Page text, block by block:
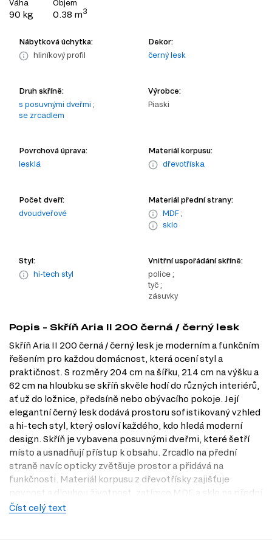
Váha
90 kg
Objem
0.38 m3
Nábytková úchytka:
hliníkový profil
Dekor:
černý lesk
Druh skříně:
s posuvnými dveřmi ;
se zrcadlem
Výrobce:
Piaski
Povrchová úprava:
lesklá
Materiál korpusu:
dřevotříska
Počet dveří:
dvoudveřové
Materiál přední strany:
MDF ;
sklo
Styl:
hi-tech styl
Vnitřní uspořádání skříně:
police ;
tyč ;
zásuvky
Popis - Skříň Aria II 200 černá / černý lesk
Skříň Aria II 200 černá / černý lesk je moderním a funkčním
řešením pro každou domácnost, která ocení styl a
praktičnost. S rozměry 204 cm na šířku, 214 cm na výšku a
62 cm na hloubku se skříň skvěle hodí do různých interiérů,
ať už do ložnice, předsíně nebo obývacího pokoje. Její
elegantní černý lesk dodává prostoru sofistikovaný vzhled
a hi-tech styl, který osloví každého, kdo hledá moderní
design. Skříň je vybavena posuvnými dveřmi, které šetří
místo a usnadňují přístup k obsahu. Zrcadlo na přední
straně navíc opticky zvětšuje prostor a přidává na
funkčnosti. Materiál korpusu z dřevotřísky zajišťuje
pevnost a dlouhou životnost, zatímco MDF a sklo na přední
straně dodávají skříni luxusní vzhled.
Číst celý text